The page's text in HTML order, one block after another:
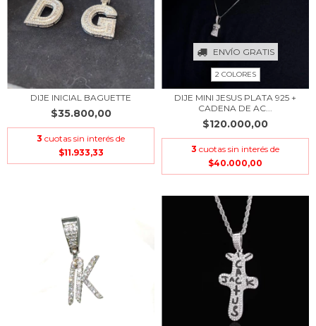
DIJE INICIAL BAGUETTE
$35.800,00
3 cuotas sin interés de
$11.933,33
ENVÍO GRATIS
2 COLORES
DIJE MINI JESUS PLATA 925 +
CADENA DE AC...
$120.000,00
3 cuotas sin interés de
$40.000,00